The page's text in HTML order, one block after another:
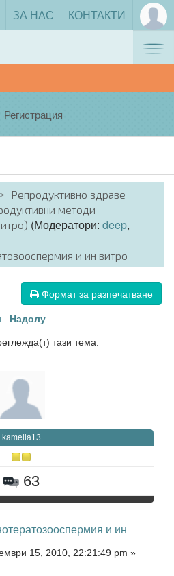
ЗА НАС КОНТАКТИ
Регистрация
Репродуктивно здраве
методи
(Модератори: deep,
и ин витро
Формат за разпечатване
Надолу
тази тема.
kamelia13
63
и ин
15, 2010, 22:21:49 pm »